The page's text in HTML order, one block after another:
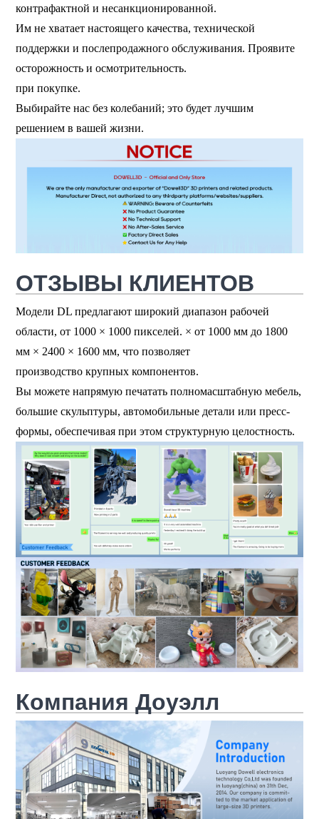
контрафактной и несанкционированной.
Им не хватает настоящего качества, технической
поддержки и послепродажного обслуживания. Проявите
осторожность и осмотрительность.
при покупке.
Выбирайте нас без колебаний; это будет лучшим
решением в вашей жизни.
ОТЗЫВЫ КЛИЕНТОВ
Модели DL предлагают широкий диапазон рабочей
области, от 1000 × 1000 пикселей. ×от 1000 мм до 1800
мм ×2400 × 1600 мм, что позволяет
производство крупных компонентов.
Вы можете напрямую печатать полномасштабную мебель,
большие скульптуры, автомобильные детали или пресс-
формы, обеспечивая при этом структурную целостность.
Компания Доуэлл